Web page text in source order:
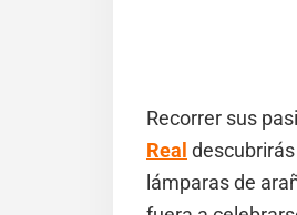
Recorrer sus
Real
lámparas de